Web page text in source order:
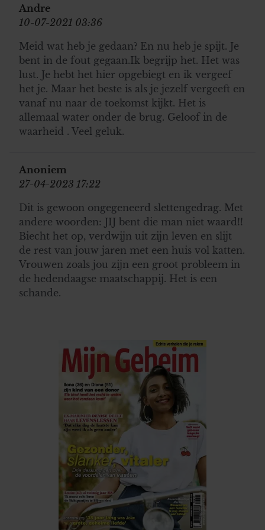
informatie die u aan ze heeft verstrekt of die ze hebben
verzameld op basis van uw gebruik van hun services. U
gaat akkoord met onze cookies als u onze website blijft
gebruiken.
Andre
10-07-2021 03:36
Meid wat heb je gedaan? En nu heb je spijt. Je
bent in de fout gegaan.Ik begrijp het. Het was
lust. Je hebt het hier opgebiegt en ik vergeef
het je. Maar het beste is als je jezelf vergeeft en
vanaf nu naar de toekomst kijkt. Het is
allemaal water onder de brug. Geloof in de
waarheid . Veel geluk.
Anoniem
27-04-2023 17:22
Dit is gewoon ongegeneerd slettengedrag. Met
andere woorden: JIJ bent die man niet waard!!
Biecht het op, verdwijn uit zijn leven en slijt
de rest van jouw jaren met een huis vol katten.
Vrouwen zoals jou zijn een groot probleem in
de hedendaagse maatschappij. Het is een
schande.